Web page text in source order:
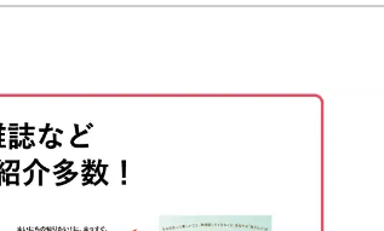
て、きれいで奥行き感のあるお花を描
ントとしても◎
る